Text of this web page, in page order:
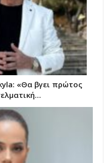
«Θα βγει πρώτος